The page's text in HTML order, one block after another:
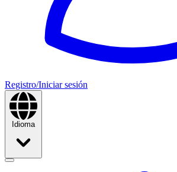
Registro/Iniciar sesión
Idioma